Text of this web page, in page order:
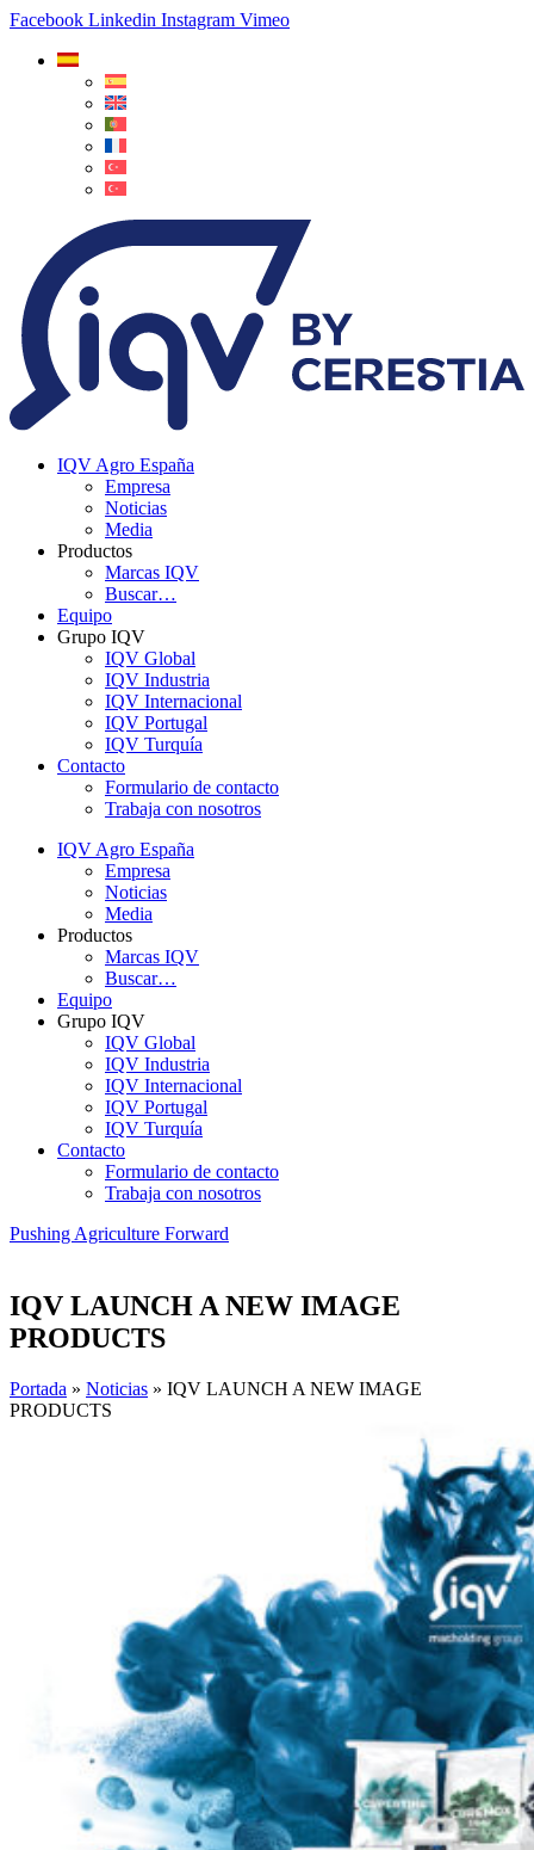
Facebook Linkedin Instagram Vimeo
IQV Agro España
Empresa
Noticias
Media
Productos
Marcas IQV
Buscar…
Equipo
Grupo IQV
IQV Global
IQV Industria
IQV Internacional
IQV Portugal
IQV Turquía
Contacto
Formulario de contacto
Trabaja con nosotros
IQV Agro España
Empresa
Noticias
Media
Productos
Marcas IQV
Buscar…
Equipo
Grupo IQV
IQV Global
IQV Industria
IQV Internacional
IQV Portugal
IQV Turquía
Contacto
Formulario de contacto
Trabaja con nosotros
Pushing Agriculture Forward
IQV LAUNCH A NEW IMAGE
PRODUCTS
Portada » Noticias » IQV LAUNCH A NEW IMAGE
PRODUCTS